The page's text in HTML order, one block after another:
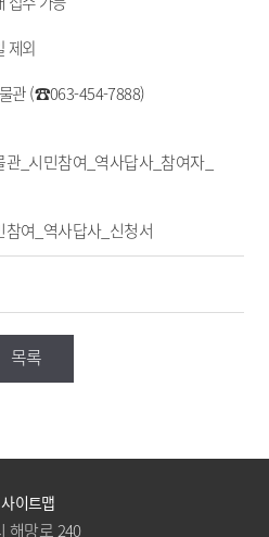
제외
관 (☎063-454-7888)
_시민참여_역사답사_참여자_
참여_역사답사_신청서
목록
사이트맵
해망로 240